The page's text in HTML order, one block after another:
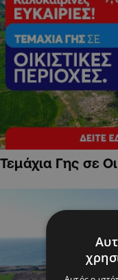
Τεμάχια Γης σε